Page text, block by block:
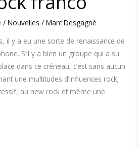
/Nouvelles /Marc Desgagné
il y a eu une sorte de renaissance de
S’il y a bien un groupe qui a su
dans ce créneau, c’est sans aucun
une multitudes d’influences rock;
au new rock et même une